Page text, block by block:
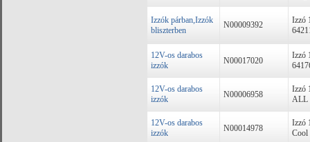
Izzók párban,Izzók
bliszterben
N00009392
Izzó
12V-os darabos
izzók
N00017020
Izzó
12V-os darabos
izzók
N00006958
Izzó
ALL
12V-os darabos
izzók
N00014978
Izzó
Cool